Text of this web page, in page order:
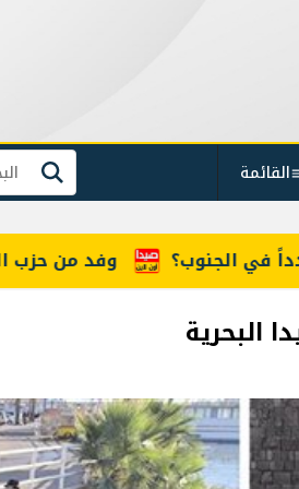
القائمة بحث
حزب الله جال على رؤساء
البحرية